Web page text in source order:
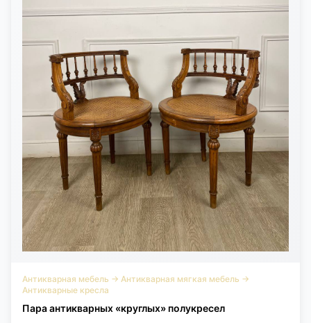
Антикварная мебель → Антикварная мягкая мебель →
Антикварные кресла
Пара антикварных «круглых» полукресел